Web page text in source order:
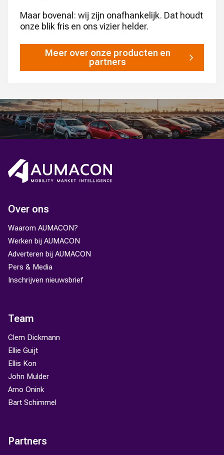
Maar bovenal: wij zijn onafhankelijk. Dat houdt
onze blik fris en ons vizier helder.
Meer over onze producten en
partners
Over ons
Waarom AUMACON?
Werken bij AUMACON
Adverteren bij AUMACON
Pers & Media
Inschrijven nieuwsbrief
Team
Clem Dickmann
Ellie Guijt
Ellis Kon
John Mulder
Arno Onink
Bart Schimmel
Partners